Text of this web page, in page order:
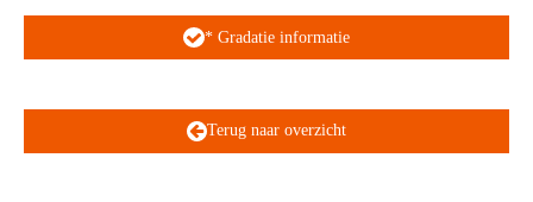
* Gradatie informatie
Terug naar overzicht